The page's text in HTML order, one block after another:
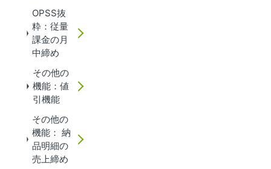
OPSS抜
粋：従量
課金の月
中締め
その他の
機能：値
引機能
その他の
機能： 納
品明細の
売上締め